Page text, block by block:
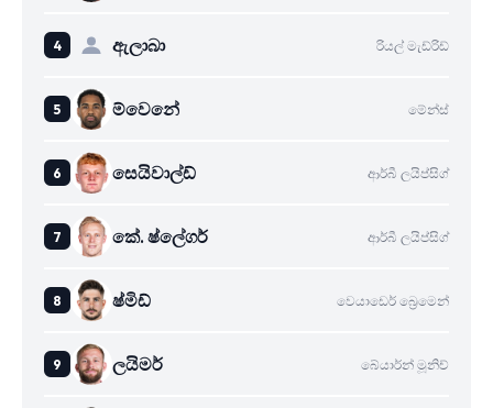
ඇලාබා රියල් මැඩ්රිඩ්
ම්වෙනේ මේන්ස්
සෙයිවාල්ඩ් ආර්බී ලයිප්සිග්
කේ. ෂ්ලේගර් ආර්බී ලයිප්සිග්
ෂ්මිඩ් වෙයාඩෙර් බ්‍රෙමෙන්
ලයිමර් බේයාර්න් මූනිච්